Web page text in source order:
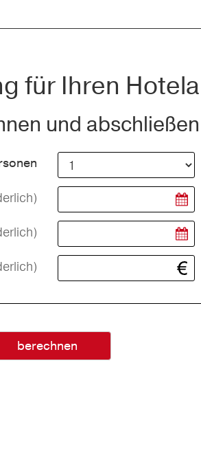
für Ihren
und
berechnen